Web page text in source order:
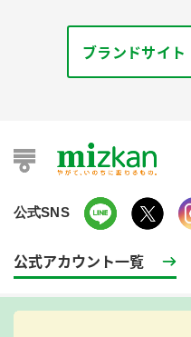
ブランドサイト
公式SNS
公式アカウント一覧